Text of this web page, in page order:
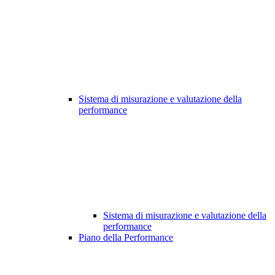
Sistema di misurazione e valutazione della
performance
Sistema di misurazione e valutazione della
performance
Piano della Performance